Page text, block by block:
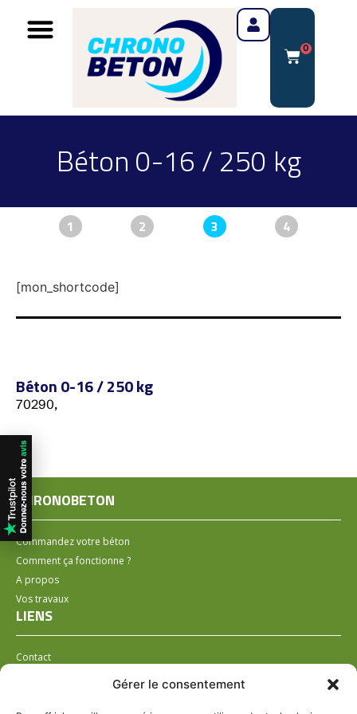
Gérer le consentement
0
Béton 0-16 / 250 kg
1 2 3 4
[mon_shortcode]
Béton 0-16 / 250 kg
70290,
CHRONOBETON
Commandez votre béton
Comment ça fonctionne ?
A propos
Vos travaux
LIENS
Contact